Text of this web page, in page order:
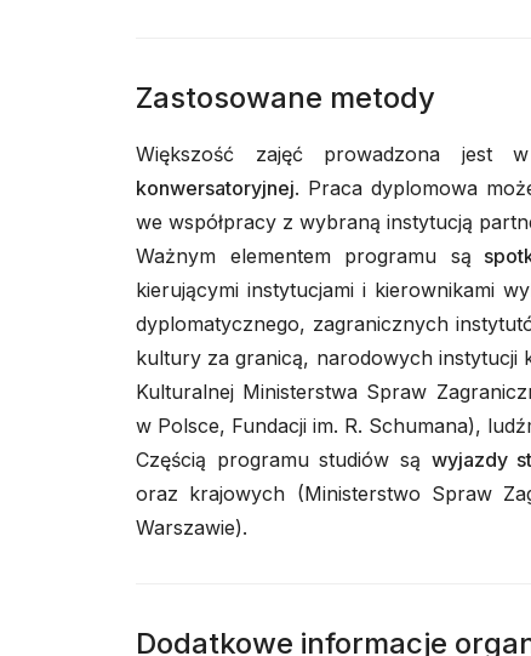
Zastosowane metody
Większość zajęć prowadzona jest
konwersatoryjnej. Praca dyplomowa
we współpracy z wybraną instytucją
Ważnym elementem programu są
kierującymi instytucjami i kierownikami
dyplomatycznego, zagranicznych
kultury za granicą, narodowych instytucji
Kulturalnej Ministerstwa Spraw
w Polsce, Fundacji im. R. Schumana),
Częścią programu studiów są wyjazdy
oraz krajowych (Ministerstwo Spraw
Warszawie).
Dodatkowe informacje